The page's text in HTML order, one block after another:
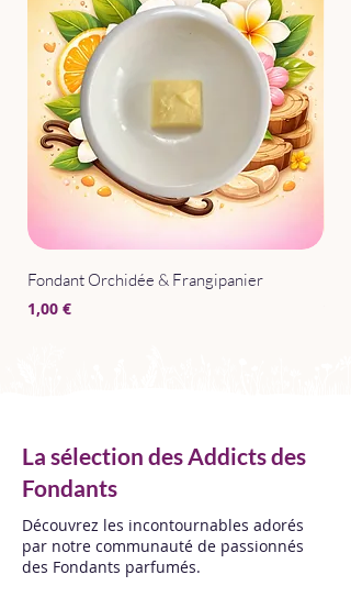
Fondant Orchidée & Frangipanier
Prix
1,00 €
La sélection des Addicts des
Fondants
Découvrez les incontournables adorés
par notre communauté de passionnés
des Fondants parfumés.